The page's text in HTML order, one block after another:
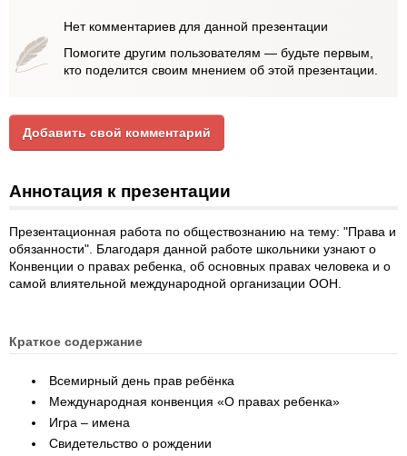
Нет комментариев для данной презентации
Помогите другим пользователям — будьте первым,
кто поделится своим мнением об этой презентации.
Добавить свой комментарий
Аннотация к презентации
Презентационная работа по обществознанию на тему: "Права и
обязанности". Благодаря данной работе школьники узнают о
Конвенции о правах ребенка, об основных правах человека и о
самой влиятельной международной организации ООН.
Краткое содержание
Всемирный день прав ребёнка
Международная конвенция «О правах ребенка»
Игра – имена
Свидетельство о рождении